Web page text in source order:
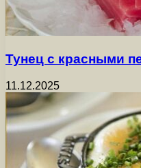
Тунец с красными
11.12.2025